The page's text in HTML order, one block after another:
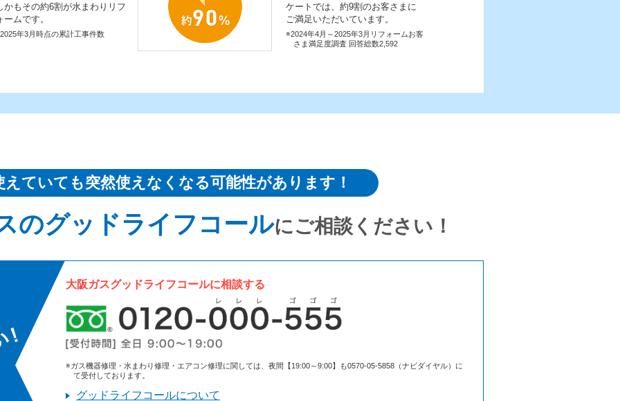
かもその約6割が水まわりリフ
ームです。
年3月時点の累計工事件数
ケートでは、約9割のお客さまに
ご満足いただいています。
※2024年4月～2025年3月リフォームお客
さま満足度調査 回答総数2,592
えていても突然使えなくなる可能性があります！
のグッドライフコールにご相談ください！
大阪ガスグッドライフコールに相談する
※ガス機器修理・水まわり修理・エアコン修理に関しては、夜間【19:00～9:00】も0570-05-5858（ナビダイヤル）に
て受付しております。
グッドライフコールについて